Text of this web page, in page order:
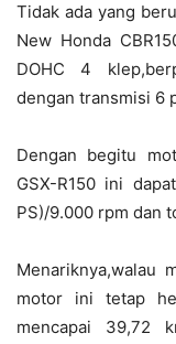
Tidak ada yang
New Honda
DOHC 4
dengan transmisi 6
Dengan begitu
GSX-R150 ini
PS)/9.000 rpm dan
Menariknya,walau
motor ini tetap
mencapai 39,72